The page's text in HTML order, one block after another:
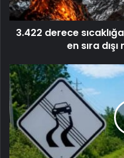
3.422 derece
en sıra